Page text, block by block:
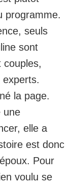
programme.
seuls
sont
couples,
la page.
une
elle a
est donc
Pour
voulu se